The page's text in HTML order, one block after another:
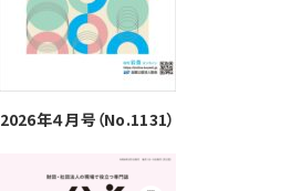
2026年４月号（No.1131）